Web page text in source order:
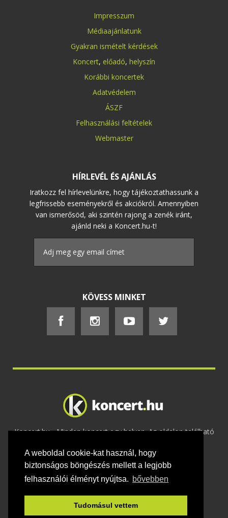
A weboldal cookie-kat használ, hogy
biztonságos böngészés mellett a legjobb
felhasználói élményt nyújtsa. bővebben
Tudomásul vettem
Impresszum
Médiaajánlatunk
Gyakran ismételt kérdések
Koncert, előadó, helyszín
Korábbi koncertek
Adatvédelem
ÁSZF
Felhasználási feltételek
Webmaster
HÍRLEVÉL ÉS AJÁNLÁS
Iratkozz fel hírlevelünkre, hogy tájékoztathassunk a
legfrissebb eseményekről és akciókról. Amennyiben
van ismerősöd, aki szintén rajong a zenék iránt,
ajánld neki a Koncert.hu-t!
KÖVESS MINKET
Koncert.hu - Minden koncert egy helyen. Az oldalon található
2020 Adatvédelem-ÁSZF-Felhasználási
feltételek-Webmaster- Kapcsolat és üzenet küldés